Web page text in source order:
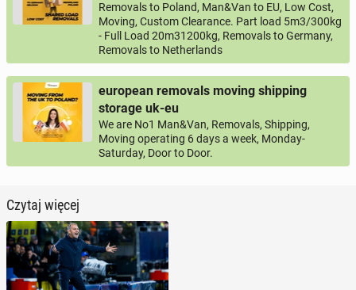
Removals to Poland, Man&Van to EU, Low Cost,
Moving, Custom Clearance. Part load 5m3/300kg
- Full Load 20m31200kg, Removals to Germany,
Removals to Netherlands
european removals moving shipping
storage uk-eu
We are No1 Man&Van, Removals, Shipping,
Moving operating 6 days a week, Monday-
Saturday, Door to Door.
Czytaj więcej